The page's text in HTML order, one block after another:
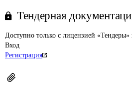
Тендерная
Доступно только с лицензией «Тендеры»
Вход
Регистрация